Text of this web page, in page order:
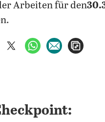
Arbeiten für den
auf Facebook teilen
auf X teilenper WhatsApp
per E-Mail